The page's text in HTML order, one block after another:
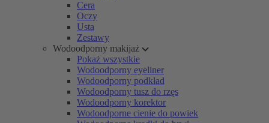
Cera
Oczy
Usta
Zestawy
Wodoodporny makijaż
Pokaż wszystkie
Wodoodporny eyeliner
Wodoodporny podkład
Wodoodporny tusz do rzęs
Wodoodporny korektor
Wodoodporne cienie do powiek